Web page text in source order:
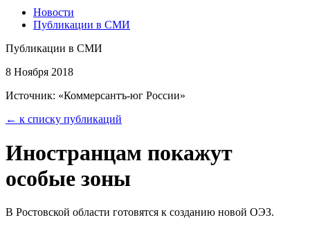
Новости
Публикации в СМИ
Публикации в СМИ
8 Ноября 2018
Источник: «Коммерсантъ-юг России»
← к списку публикаций
Иностранцам покажут
особые зоны
В Ростовской области готовятся к созданию новой ОЭЗ.